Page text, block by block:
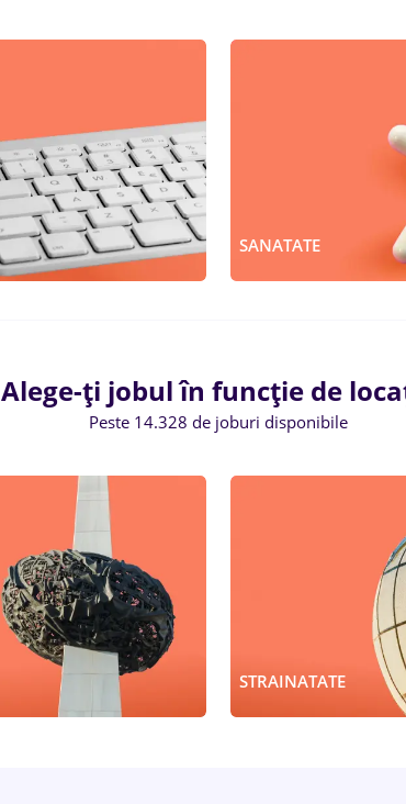
SANATATE
Alege-ți jobul în funcție de
Peste 14.328 de joburi disponibile
STRAINATATE